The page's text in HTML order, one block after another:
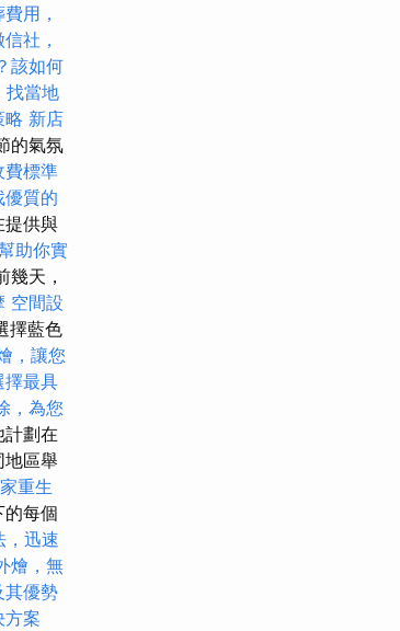
用，
社，
該如何
找當地
略 新店
的氣氛
費標準
優質的
提供與
助你實
幾天，
空間設
擇藍色
，讓您
擇最具
，為您
劃在
區舉
重生
每個
，迅速
燴，無
其優勢
方案